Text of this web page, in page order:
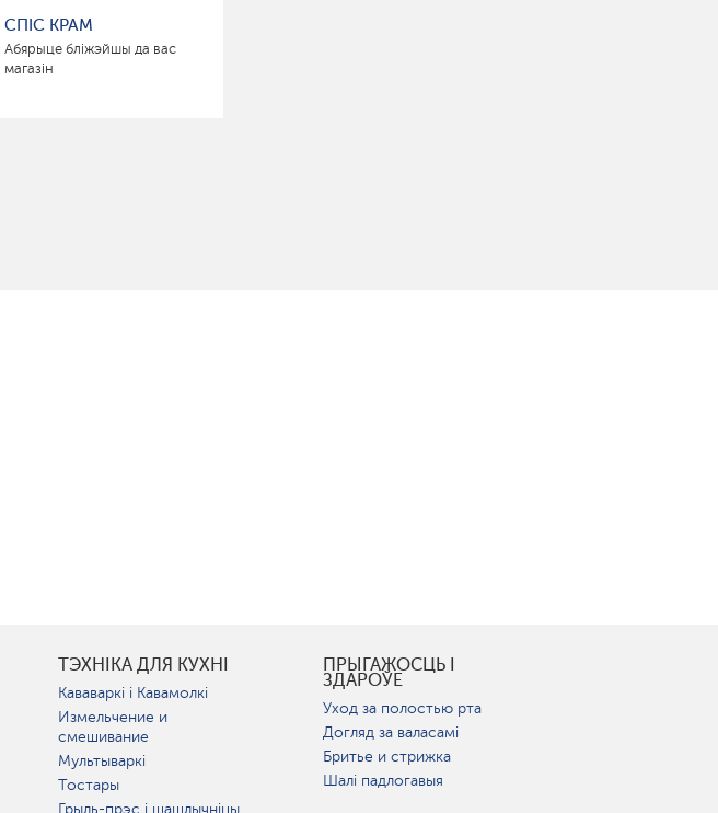
СПІС КРАМ
Абярыце бліжэйшы да вас
магазін
ТЭХНІКА ДЛЯ КУХНІ
Кававаркі і Кавамолкі
Измельчение и
смешивание
Мультываркі
Тостары
Грыль-прэс і шашлычніцы
ПРЫГАЖОСЦЬ І
ЗДАРОЎЕ
Уход за полостью рта
Догляд за валасамі
Бритье и стрижка
Шалі падлогавыя